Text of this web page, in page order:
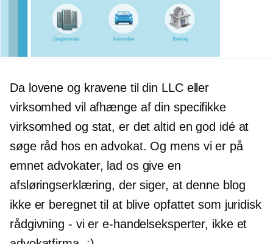
Da lovene og kravene til din LLC eller
virksomhed vil afhænge af din specifikke
virksomhed og stat, er det altid en god idé at
søge råd hos en advokat. Og mens vi er på
emnet advokater, lad os give en
afsløringserklæring, der siger, at denne blog
ikke er beregnet til at blive opfattet som juridisk
rådgivning - vi er e-handelseksperter, ikke et